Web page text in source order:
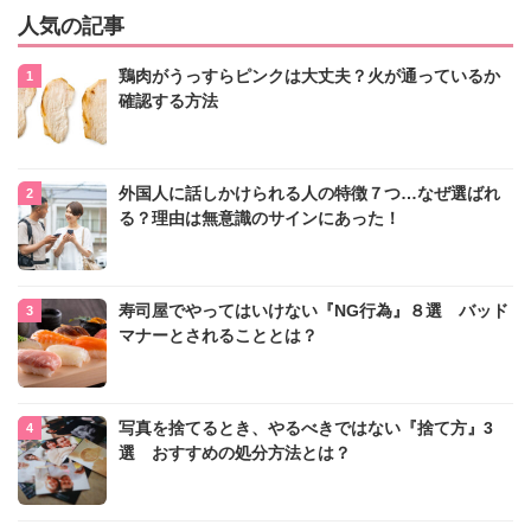
人気の記事
鶏肉がうっすらピンクは大丈夫？火が通っているか
確認する方法
外国人に話しかけられる人の特徴７つ…なぜ選ばれ
る？理由は無意識のサインにあった！
寿司屋でやってはいけない『NG行為』８選 バッド
マナーとされることとは？
写真を捨てるとき、やるべきではない『捨て方』3
選 おすすめの処分方法とは？